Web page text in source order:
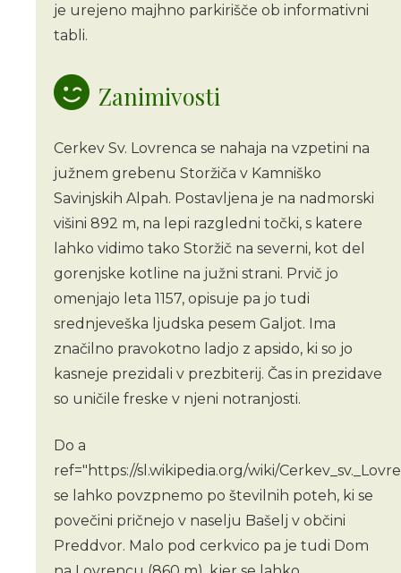
je urejeno majhno parkirišče ob informativni
tabli.
Zanimivosti
Cerkev Sv. Lovrenca se nahaja na vzpetini na
južnem grebenu Storžiča v Kamniško
Savinjskih Alpah. Postavljena je na nadmorski
višini 892 m, na lepi razgledni točki, s katere
lahko vidimo tako Storžič na severni, kot del
gorenjske kotline na južni strani. Prvič jo
omenjajo leta 1157, opisuje pa jo tudi
srednjeveška ljudska pesem Galjot. Ima
značilno pravokotno ladjo z apsido, ki so jo
kasneje prezidali v prezbiterij. Čas in prezidave
so uničile freske v njeni notranjosti.
Do a
ref="https://sl.wikipedia.org/wiki/
se lahko povzpnemo po številnih poteh, ki se
povečini pričnejo v naselju Bašelj v občini
Preddvor. Malo pod cerkvico pa je tudi Dom